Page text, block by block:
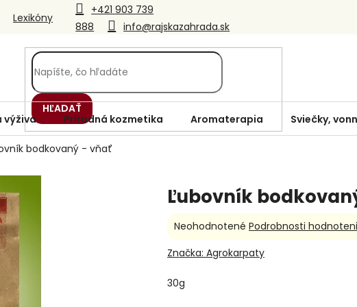
+421 903 739
888
info@rajskazahrada.sk
Lexikóny
HĽADAŤ
výživa Prírodná kozmetika Aromaterapia Sviečky,
bodkovaný - vňať
Ľubovník
30g
Priemerné
produktu
0,0
z
Neohodnotené Podrobnosti
Značka: Agrokarpaty